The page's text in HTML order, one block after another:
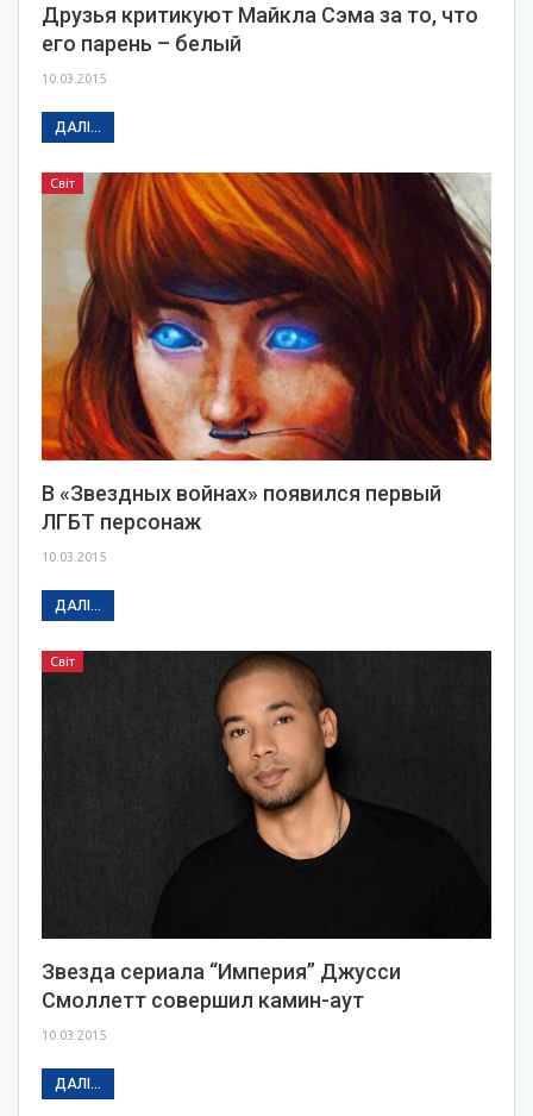
Друзья критикуют Майкла Сэма за то, что
его парень – белый
10.03.2015
ДАЛІ...
Світ
В «Звездных войнах» появился первый
ЛГБТ персонаж
10.03.2015
ДАЛІ...
Світ
Звезда сериала “Империя” Джусси
Смоллетт совершил камин-аут
10.03.2015
ДАЛІ...